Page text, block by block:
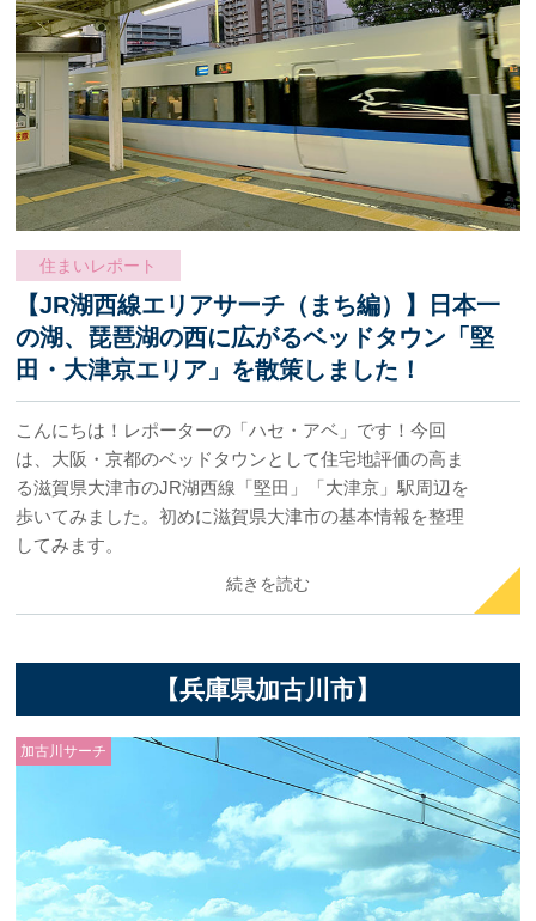
住まいレポート
【JR湖西線エリアサーチ（まち編）】日本一
の湖、琵琶湖の西に広がるベッドタウン「堅
田・大津京エリア」を散策しました！
こんにちは！レポーターの「ハセ・アベ」です！今回
は、大阪・京都のベッドタウンとして住宅地評価の高ま
る滋賀県大津市のJR湖西線「堅田」「大津京」駅周辺を
歩いてみました。初めに滋賀県大津市の基本情報を整理
してみます。
続きを読む
【兵庫県加古川市】
加古川サーチ